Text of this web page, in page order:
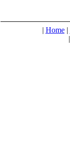
| Home|
|